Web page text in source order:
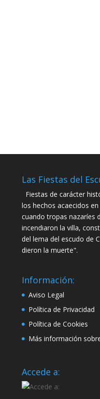
Las Fiestas del
Fiestas de carácter
los hechos acaecidos
cuando tropas nazaríes
incendiaron la villa,
del lema del escudo de
dieron la muerte".
Información:
Aviso Legal
Política de Privacidad
Política de Cookies
Más información
Accede a: